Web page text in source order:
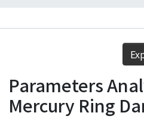
Statistics
Parameters
Mercury Ring